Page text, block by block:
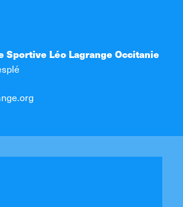
Sportive Léo Lagrange Occitanie